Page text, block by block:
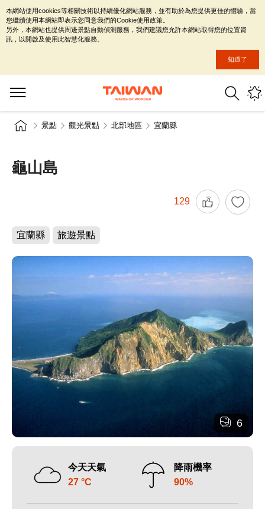
景點 觀光景點 北部地區 宜蘭縣
龜山島
129
宜蘭縣 旅遊景點
6
今天天氣
27 °C
降雨機率
90%
本網站使用cookies等相關技術以持續優化網站服務，並有助於為您提供更佳的體驗，當
您繼續使用本網站即表示您同意我們的Cookie使用政策。
另外，本網站也提供周邊景點自動偵測服務，我們建議您允許本網站取得您的位置資
訊，以開啟及使用此智慧化服務。
知道了